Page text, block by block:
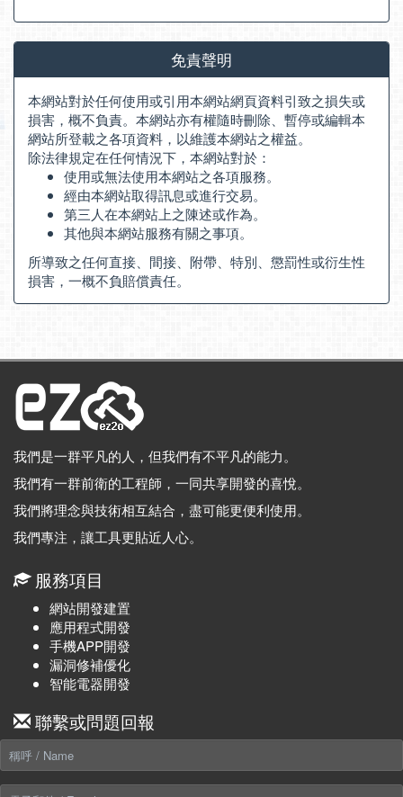
免責聲明
本網站對於任何使用或引用本網站網頁資料引致之損失或
損害，概不負責。本網站亦有權隨時刪除、暫停或編輯本
網站所登載之各項資料，以維護本網站之權益。
除法律規定在任何情況下，本網站對於：
使用或無法使用本網站之各項服務。
經由本網站取得訊息或進行交易。
第三人在本網站上之陳述或作為。
其他與本網站服務有關之事項。
所導致之任何直接、間接、附帶、特別、懲罰性或衍生性
損害，一概不負賠償責任。
我們是一群平凡的人，但我們有不平凡的能力。
我們有一群前衛的工程師，一同共享開發的喜悅。
我們將理念與技術相互結合，盡可能更便利使用。
我們專注，讓工具更貼近人心。
服務項目
網站開發建置
應用程式開發
手機APP開發
漏洞修補優化
智能電器開發
聯繫或問題回報